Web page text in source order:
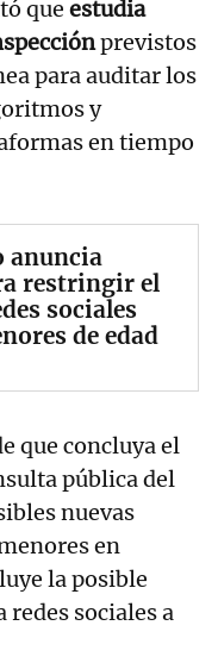
que estudia
previstos
para auditar los
y
en tiempo
anuncia
restringir el
sociales
de edad
que concluya el
pública del
nuevas
en
la posible
sociales a